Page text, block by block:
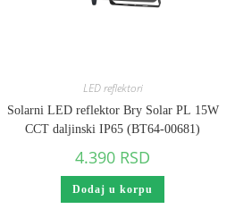
LED reflektori
Solarni LED reflektor Bry Solar PL 15W
CCT daljinski IP65 (BT64-00681)
4.390 RSD
Dodaj u korpu